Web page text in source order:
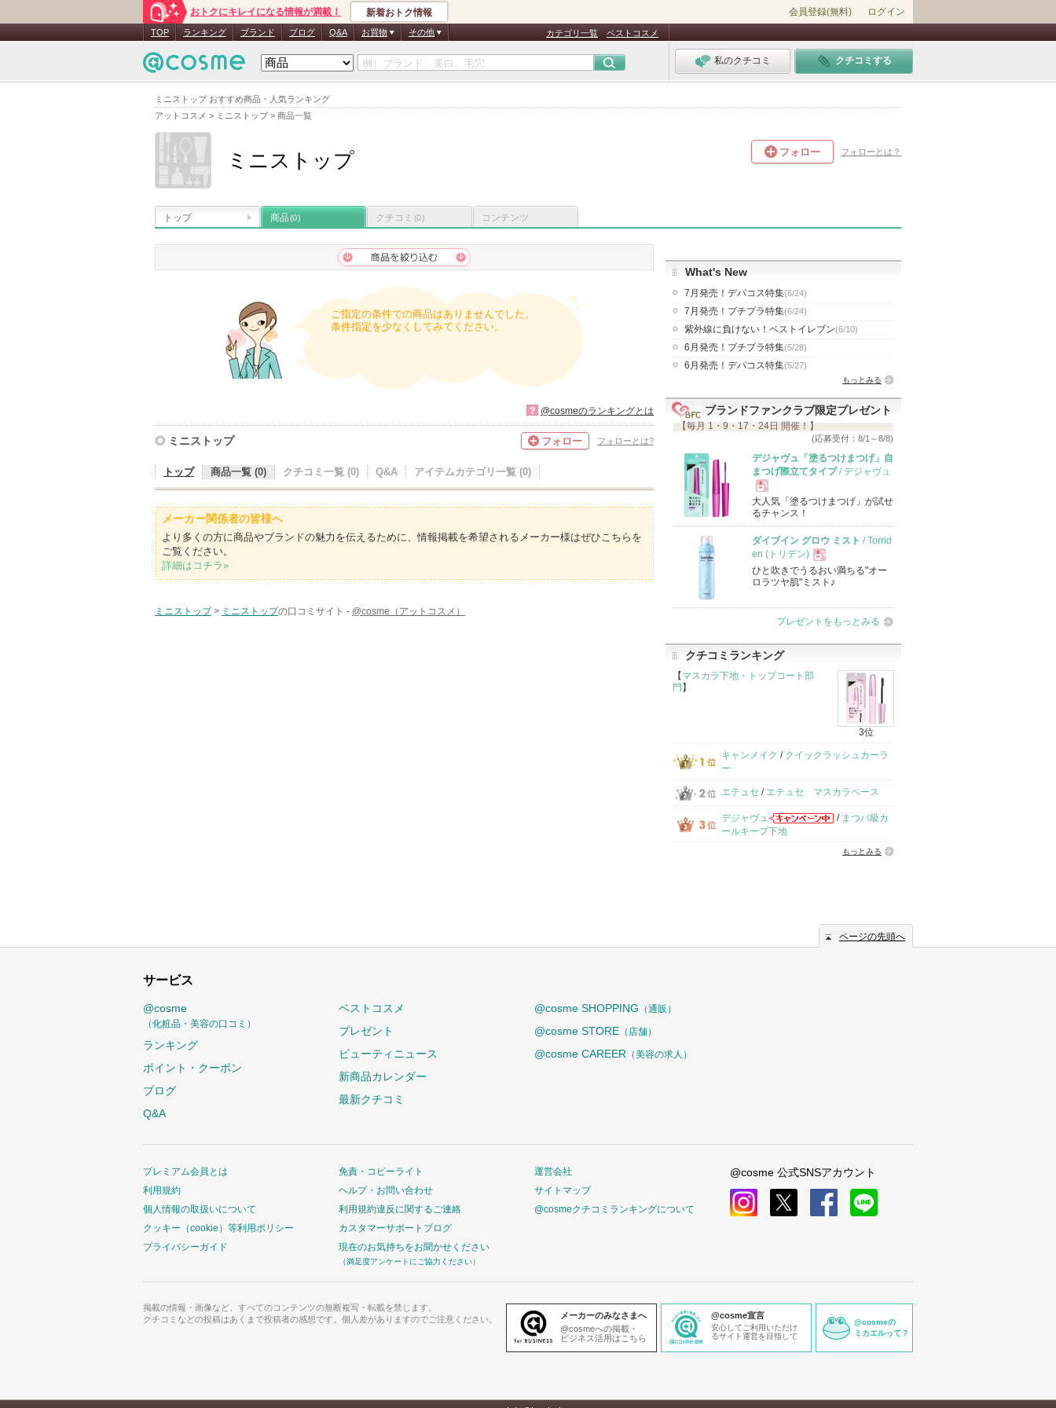
ミニストップ おすすめ商品・人気ランキング
アットコスメ > ミニストップ> 商品一覧
おトクにキレイになる情報が満載！ 新着おトク情報 会員登録(無料) ログイン
TOP ランキング ブランド ブログ Q&A お買物 その他 カテゴリ一覧 ベストコスメ
私のクチコミ クチコミする
ミニストップ フォロー フォローとは？
トップ 商品(0) クチコミ (0) コンテンツ
ご指定の条件での商品はありませんでした。
条件指定を少なくしてみてください。
? @cosmeのランキングとは
ミニストップ フォロー フォローとは?
トップ 商品一覧 (0) クチコミ一覧 (0) Q&A アイテムカテゴリ一覧 (0)
メーカー関係者の皆様へ
より多くの方に商品やブランドの魅力を伝えるために、情報掲載を希望されるメーカー様はぜひこちらを
ご覧ください。
詳細はコチラ»
ミニストップ> ミニストップの口コミサイト - @cosme（アットコスメ）
What's New
7月発売！デパコス特集(6/24)
7月発売！プチプラ特集(6/24)
紫外線に負けない！ベストイレブン(6/10)
6月発売！プチプラ特集(5/28)
6月発売！デパコス特集(5/27)
もっとみる
ブランドファンクラブ限定プレゼント
【毎月 1・9・17・24日 開催！】
(応募受付：8/1～8/8)
デジャヴュ「塗るつけまつげ」自
まつげ際立てタイプ/ デジャヴュ
現
品
大人気「塗るつけまつげ」が試せ
るチャンス！
ダイブイン グロウ ミスト / Torrid
en (トリデン)
現
品
ひと吹きでうるおい満ちる"オー
ロラツヤ肌"ミスト♪
プレゼントをもっとみる
クチコミランキング
【 マスカラ下地・トップコート部
門 】
3位
キャンメイク / クイックラッシュカーラ
ー
エテュセ / エテュセ マスカラベース
デジャヴュ / まつパ級カ
ールキープ下地
もっとみる
ページの先頭へ
サービス
@cosme
（化粧品・美容の口コミ）
ランキング
ポイント・クーポン
ブログ
Q&A
ベストコスメ
プレゼント
ビューティニュース
新商品カレンダー
最新クチコミ
@cosme SHOPPING （通販）
@cosme STORE （店舗）
@cosme CAREER （美容の求人）
プレミアム会員とは
利用規約
個人情報の取扱いについて
クッキー（cookie）等利用ポリシー
プライバシーガイド
免責・コピーライト
ヘルプ・お問い合わせ
利用規約違反に関するご連絡
カスタマーサポートブログ
現在のお気持ちをお聞かせください
（満足度アンケートにご協力ください）
運営会社
サイトマップ
@cosmeクチコミランキングについて
@cosme 公式SNSアカウント
掲載の情報・画像など、すべてのコンテンツの無断複写・転載を禁じます。
クチコミなどの投稿はあくまで投稿者の感想です。個人差がありますのでご注意ください。
メーカーのみなさまへ
@cosmeへの掲載・
ビジネス活用はこちら
@cosme宣言
安心してご利用いただけ
るサイト運営を目指して
@cosmeの
ミカエルって？